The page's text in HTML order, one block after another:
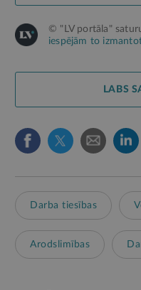
© "LV portāla"
iespējām to
LABS
Darba tiesības
Arodslimības